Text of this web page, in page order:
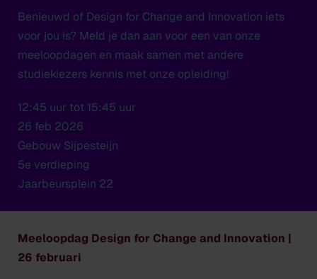
Benieuwd of Design for Change and Innovation iets
voor jou is? Meld je dan aan voor een van onze
meeloopdagen en maak samen met andere
studiekiezers kennis met onze opleiding!
12:45 uur tot 15:45 uur
26 feb 2026
Gebouw Sijpesteijn
5e verdieping
Jaarbeursplein 22
Meeloopdag Design for Change and Innovation |
26 februari